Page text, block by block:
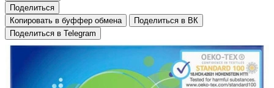
Поделиться
Копировать в буффер обмена
Поделиться в ВК
Поделиться в Telegram